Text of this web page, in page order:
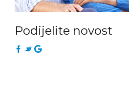
Podijelite novost